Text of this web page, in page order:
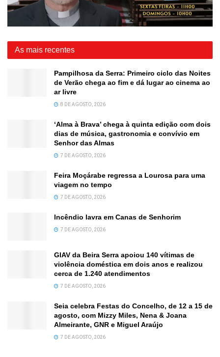
As mais recentes
Pampilhosa da Serra: Primeiro ciclo das Noites
de Verão chega ao fim e dá lugar ao cinema ao
ar livre
8 DE AGOSTO, 2026
‘Alma à Brava’ chega à quinta edição com dois
dias de música, gastronomia e convívio em
Senhor das Almas
7 DE AGOSTO, 2026
Feira Moçárabe regressa a Lourosa para uma
viagem no tempo
7 DE AGOSTO, 2026
Incêndio lavra em Canas de Senhorim
7 DE AGOSTO, 2026
GIAV da Beira Serra apoiou 140 vítimas de
violência doméstica em dois anos e realizou
cerca de 1.240 atendimentos
7 DE AGOSTO, 2026
Seia celebra Festas do Concelho, de 12 a 15 de
agosto, com Mizzy Miles, Nena & Joana
Almeirante, GNR e Miguel Araújo
7 DE AGOSTO, 2026